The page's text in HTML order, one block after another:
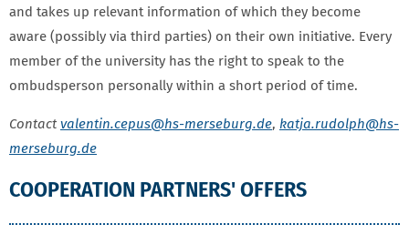
and takes up relevant information of which they become
aware (possibly via third parties) on their own initiative. Every
member of the university has the right to speak to the
ombudsperson personally within a short period of time.
Contact valentin.cepus@hs-merseburg.de, katja.rudolph@hs-
merseburg.de
COOPERATION PARTNERS' OFFERS